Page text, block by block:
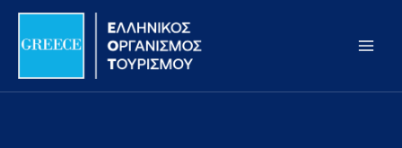
Σημείωση:
ιστότοπος
Μετάβαση
περιεχόμενο